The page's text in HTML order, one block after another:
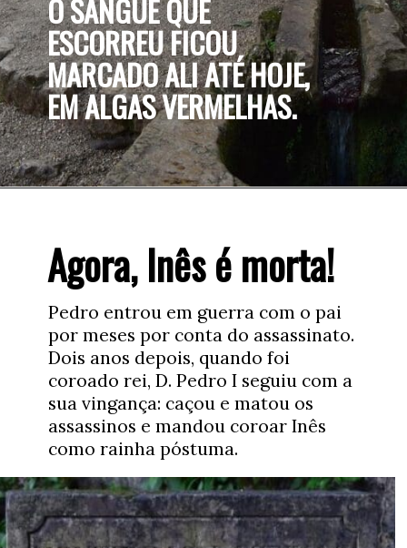
O SANGUE QUE
ESCORREU FICOU
MARCADO ALI ATÉ HOJE,
EM ALGAS VERMELHAS.
Pedro entrou em guerra com o pai
por meses por conta do assassinato.
Dois anos depois, quando foi
coroado rei, D. Pedro I seguiu com a
sua vingança: caçou e matou os
assassinos e mandou coroar Inês
como rainha póstuma.
Agora, Inês é morta!